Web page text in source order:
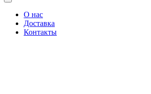
О нас
Доставка
Контакты